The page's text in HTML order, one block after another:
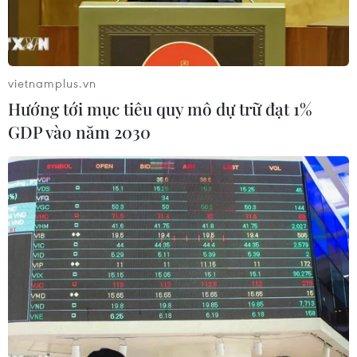
Việt Nam phối hợp Hội Cơ học chất lỏng Việt
Nam tổchức dưới sự bảo trợ của Bộ Khoa học và
Công nghệ, Viện Hàn lâm Khoa học và
Côngnghệ Việt Nam và Hội Cơ học Việt Nam.
Đại hội đánh giá tiến bộ đạt được thời gian gần
đây trong lĩnh vực cơ học chấtlỏng, tạo điều
kiện cho việc trao đổi kết quả và tổ chức các
cuộc thảo luận vềcác vấn đề nghiên cứu của các
kỹ sư và các nhà khoa học trong lĩnh vực này.
Đại hội là dịp thúc đẩy hợp tác rộng rãi và trao
đổi những ý tưởng mới từ cácchuyên gia trong
nước và quốc tế để củng cố những tiến bộ gần
đây của ngành cơhọc chất lỏng và các ngành
công nghiệp liên quan.
vietnamplus.vn
Hướng tới mục tiêu quy mô dự trữ đạt 1%
GDP vào năm 2030